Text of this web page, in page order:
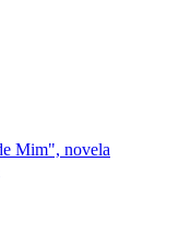
Mim", novela